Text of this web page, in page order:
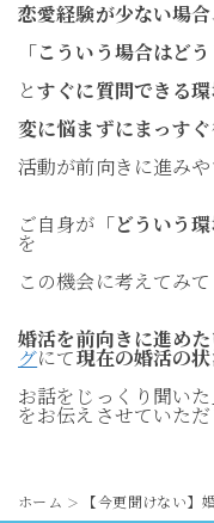
恋愛経験が少ない場合
「こういう場合はど
とすぐに質問できる
変に悩まずにまっす
活動が前向きに進みや
ご自身が 「どういう
を
この機会に考えてみ
婚活を前向きに進め
グにて現在の婚活の
お話をじっくり聞いた
をお伝えさせていただ
ホーム ＞ 【今更聞けない】